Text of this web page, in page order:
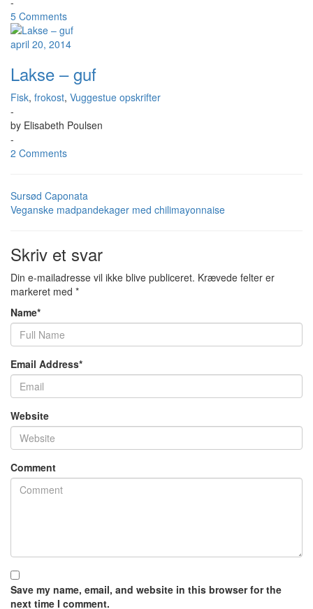
5 Comments
april 20, 2014
Lakse – guf
Fisk, frokost, Vuggestue opskrifter
-
by Elisabeth Poulsen
-
2 Comments
Sursød Caponata
Veganske madpandekager med chilimayonnaise
Skriv et svar
Din e-mailadresse vil ikke blive publiceret. Krævede felter er
markeret med *
Name*
Email Address*
Website
Comment
Save my name, email, and website in this browser for the
next time I comment.